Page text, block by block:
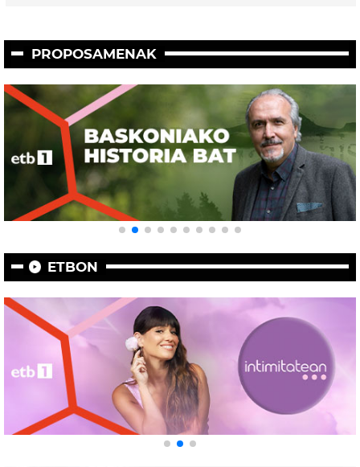
PROPOSAMENAK
ETBON